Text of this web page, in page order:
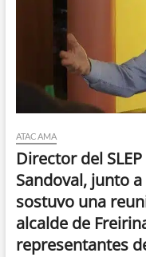
ATACAMA
Director del
Sandoval, junto
sostuvo una
alcalde de
representantes